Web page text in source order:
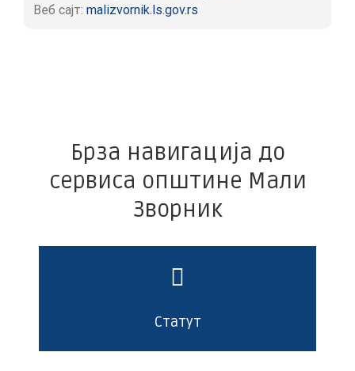
Веб сајт: malizvornik.ls.gov.rs
Брза навигација до
сервиса општине Мали
Зворник
Статут